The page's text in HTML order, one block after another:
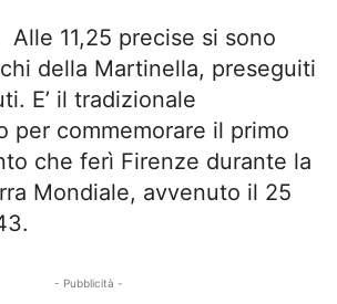
Alle 11,25 precise si sono
della Martinella, preseguiti
E’ il tradizionale
per commemorare il primo
che ferì Firenze durante la
Mondiale, avvenuto il 25
- Pubblicità -